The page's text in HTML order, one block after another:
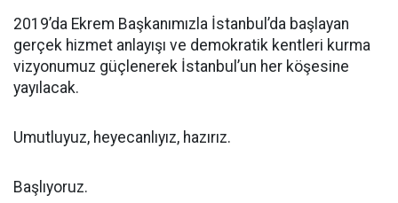
2019’da Ekrem Başkanımızla İstanbul’da başlayan
gerçek hizmet anlayışı ve demokratik kentleri kurma
vizyonumuz güçlenerek İstanbul’un her köşesine
yayılacak.
Umutluyuz, heyecanlıyız, hazırız.
Başlıyoruz.